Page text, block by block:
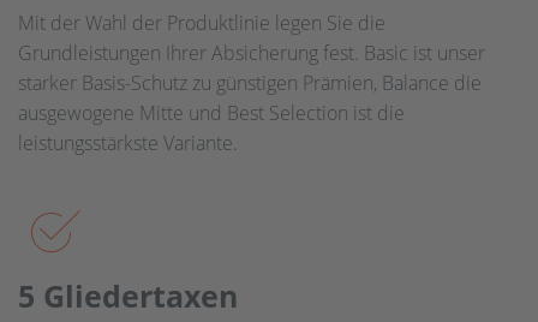
Mit der Wahl der Produktlinie legen Sie die
Grundleistungen Ihrer Absicherung fest. Basic ist unser
starker Basis-Schutz zu günstigen Prämien, Balance die
ausgewogene Mitte und Best Selection ist die
leistungsstärkste Variante.
5 Glieder­taxen